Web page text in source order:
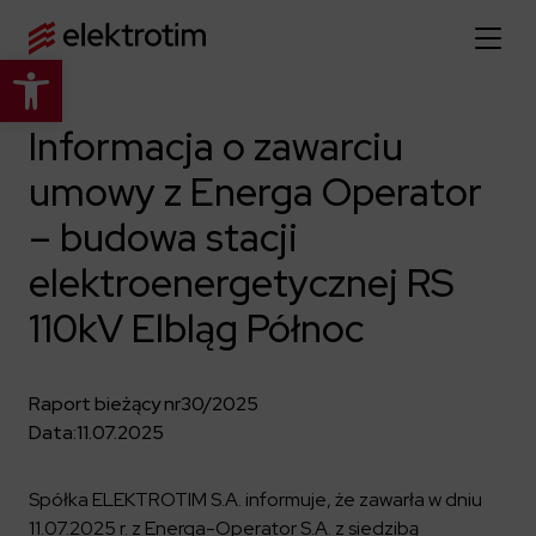
Otwórz pasek narzędzi
Strona główna
O nas
Więcej o nas
O firmie
Strategia
Grupa kapitałowa
Dokumenty firmowe
Certyfikaty
Oferta
Poznaj pełną ofertę
Elektroenergetyka
Resorty obronne
Infrastruktura użyteczności publicznej
Aktualności
Relacje inwestorskie
Dowiedz się więcej
Raporty
Dowiedz się więcej
Informacja o zawarciu
umowy z Energa Operator
– budowa stacji
elektroenergetycznej RS
110kV Elbląg Północ
Raport bieżący nr30/2025
Data:11.07.2025
Spółka ELEKTROTIM S.A. informuje, że zawarła w dniu
11.07.2025 r. z Energa-Operator S.A. z siedzibą